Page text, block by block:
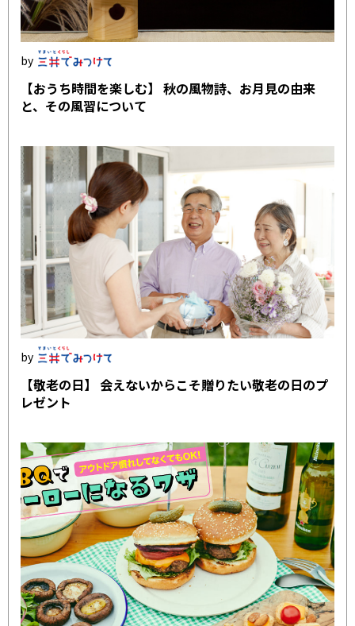
【おうち時間を楽しむ】 秋の風物詩、お月見の由来
と、その風習について
【敬老の日】 会えないからこそ贈りたい敬老の日のプ
レゼント